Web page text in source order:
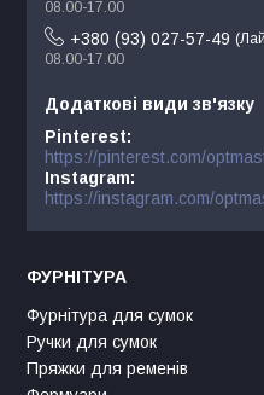
08.00-17.00
+380 (93) 027-57-49
08.00-17.00
Pinterest
https://pinterest.com/
Instagram
https://instagram.com/
ФУРНІТУРА
Фурнітура для сумок
Ручки для сумок
Пряжки для ременів